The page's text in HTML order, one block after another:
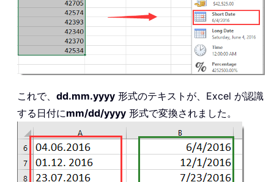
これで、 dd.mm.yyyy 形式のテキストが、Excel が認識
する日付にmm/dd/yyyy 形式で変換されました。